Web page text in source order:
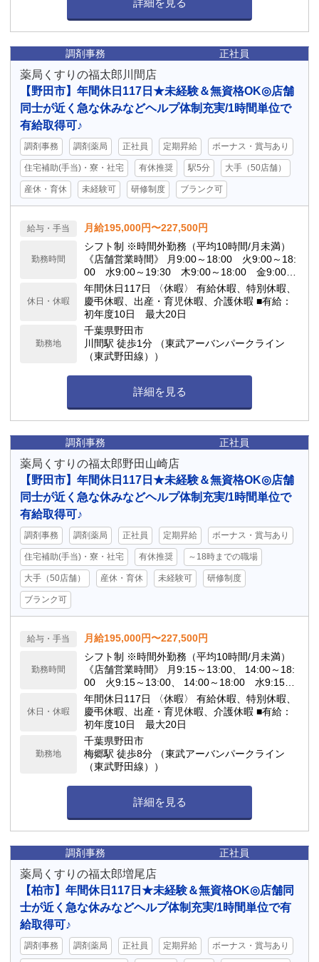
詳細を見る
調剤事務 正社員
薬局くすりの福太郎川間店
【野田市】年間休日117日★未経験＆無資格OK◎店舗
同士が近く急な休みなどヘルプ体制充実/1時間単位で
有給取得可♪
調剤事務 調剤薬局 正社員 定期昇給 ボーナス・賞与あり
住宅補助(手当)・寮・社宅 有休推奨 駅5分 大手（50店舗）
産休・育休 未経験可 研修制度 ブランク可
給与・手当 月給195,000円〜227,500円
勤務時間
シフト制 ※時間外勤務（平均10時間/月未満）
《店舗営業時間》 月9:00～18:00 火9:00～18:
00 水9:00～19:30 木9:00～18:00 金9:00～
19:30 土9:00～15:00 日定休日
休日・休暇
年間休日117日 〈休暇〉 有給休暇、特別休暇、
慶弔休暇、出産・育児休暇、介護休暇 ■有給：
初年度10日 最大20日
勤務地
千葉県野田市
川間駅 徒歩1分 （東武アーバンパークライン
（東武野田線））
詳細を見る
調剤事務 正社員
薬局くすりの福太郎野田山崎店
【野田市】年間休日117日★未経験＆無資格OK◎店舗
同士が近く急な休みなどヘルプ体制充実/1時間単位で
有給取得可♪
調剤事務 調剤薬局 正社員 定期昇給 ボーナス・賞与あり
住宅補助(手当)・寮・社宅 有休推奨 ～18時までの職場
大手（50店舗） 産休・育休 未経験可 研修制度
ブランク可
給与・手当 月給195,000円〜227,500円
勤務時間
シフト制 ※時間外勤務（平均10時間/月未満）
《店舗営業時間》 月9:15～13:00、 14:00～18:
00 火9:15～13:00、 14:00～18:00 水9:15～
13:00、 14:00～18:00 木9:15～13:00、 14:00
～18:00 金9:15～13:00、 14:00～18:00 土定
休日 日定休日
休日・休暇
年間休日117日 〈休暇〉 有給休暇、特別休暇、
慶弔休暇、出産・育児休暇、介護休暇 ■有給：
初年度10日 最大20日
勤務地
千葉県野田市
梅郷駅 徒歩8分 （東武アーバンパークライン
（東武野田線））
詳細を見る
調剤事務 正社員
薬局くすりの福太郎増尾店
【柏市】年間休日117日★未経験＆無資格OK◎店舗同
士が近く急な休みなどヘルプ体制充実/1時間単位で有
給取得可♪
調剤事務 調剤薬局 正社員 定期昇給 ボーナス・賞与あり